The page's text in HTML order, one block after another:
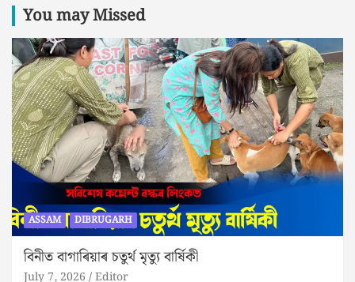
You may Missed
ASSAM DIBRUGARH
বিনীত বাগাৰিয়াৰ চতুৰ্থ মৃত্যু বাৰ্ষিকী
July 7, 2026 Editor